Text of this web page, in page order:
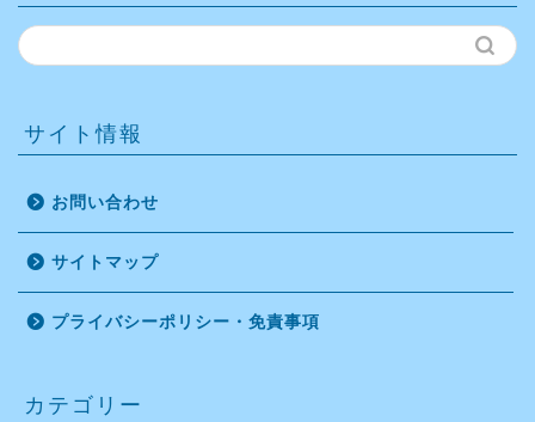
サイト情報
お問い合わせ
サイトマップ
プライバシーポリシー・免責事項
カテゴリー